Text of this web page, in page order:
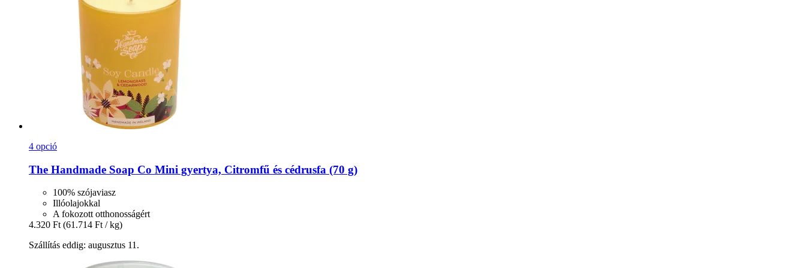
4 opció
The Handmade Soap Co Mini gyertya, Citromfű és cédrusfa (70 g)
100% szójaviasz
Illóolajokkal
A fokozott otthonosságért
4.320 Ft (61.714 Ft / kg)
Szállítás eddig: augusztus 11.